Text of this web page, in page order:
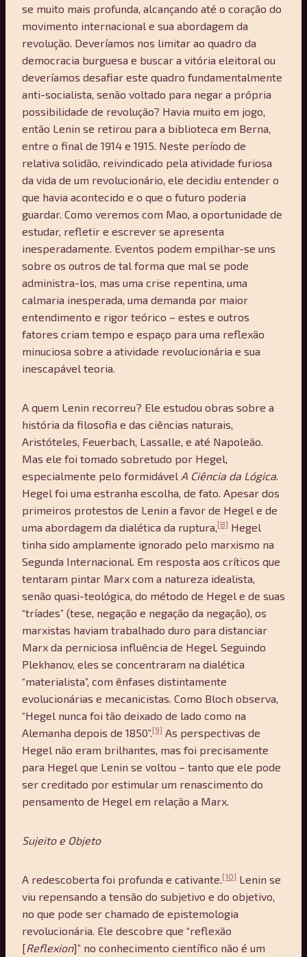
se muito mais profunda, alcançando até o coração do
movimento internacional e sua abordagem da
revolução. Deveríamos nos limitar ao quadro da
democracia burguesa e buscar a vitória eleitoral ou
deveríamos desafiar este quadro fundamentalmente
anti-socialista, senão voltado para negar a própria
possibilidade de revolução? Havia muito em jogo,
então Lenin se retirou para a biblioteca em Berna,
entre o final de 1914 e 1915. Neste período de
relativa solidão, reivindicado pela atividade furiosa
da vida de um revolucionário, ele decidiu entender o
que havia acontecido e o que o futuro poderia
guardar. Como veremos com Mao, a oportunidade de
estudar, refletir e escrever se apresenta
inesperadamente. Eventos podem empilhar-se uns
sobre os outros de tal forma que mal se pode
administra-los, mas uma crise repentina, uma
calmaria inesperada, uma demanda por maior
entendimento e rigor teórico – estes e outros
fatores criam tempo e espaço para uma reflexão
minuciosa sobre a atividade revolucionária e sua
inescapável teoria.
A quem Lenin recorreu? Ele estudou obras sobre a
história da filosofia e das ciências naturais,
Aristóteles, Feuerbach, Lassalle, e até Napoleão.
Mas ele foi tomado sobretudo por Hegel,
especialmente pelo formidável A Ciência da Lógica
Hegel foi uma estranha escolha, de fato. Apesar dos
primeiros protestos de Lenin a favor de Hegel e de
uma abordagem da dialética da ruptura, [8] Hegel
tinha sido amplamente ignorado pelo marxismo na
Segunda Internacional. Em resposta aos críticos que
tentaram pintar Marx com a natureza idealista,
senão quasi-teológica, do método de Hegel e de suas
“tríades” (tese, negação e negação da negação), os
marxistas haviam trabalhado duro para distanciar
Marx da perniciosa influência de Hegel. Seguindo
Plekhanov, eles se concentraram na dialética
“materialista”, com ênfases distintamente
evolucionárias e mecanicistas. Como Bloch observa,
“Hegel nunca foi tão deixado de lado como na
Alemanha depois de 1850”. [9] As perspectivas de
Hegel não eram brilhantes, mas foi precisamente
para Hegel que Lenin se voltou – tanto que ele pode
ser creditado por estimular um renascimento do
pensamento de Hegel em relação a Marx.
Sujeito e Objeto
A redescoberta foi profunda e cativante. [10] Lenin se
viu repensando a tensão do subjetivo e do objetivo,
no que pode ser chamado de epistemologia
revolucionária. Ele descobre que “reflexão
[Reflexion]” no conhecimento científico não é um